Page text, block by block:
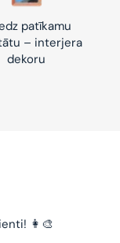
patīkamu
– interjera
dekoru
👩‍🎨